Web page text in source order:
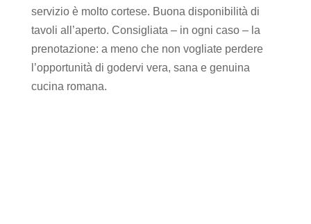
servizio è molto cortese. Buona disponibilità di
tavoli all’aperto. Consigliata – in ogni caso – la
prenotazione: a meno che non vogliate perdere
l’opportunità di godervi vera, sana e genuina
cucina romana.